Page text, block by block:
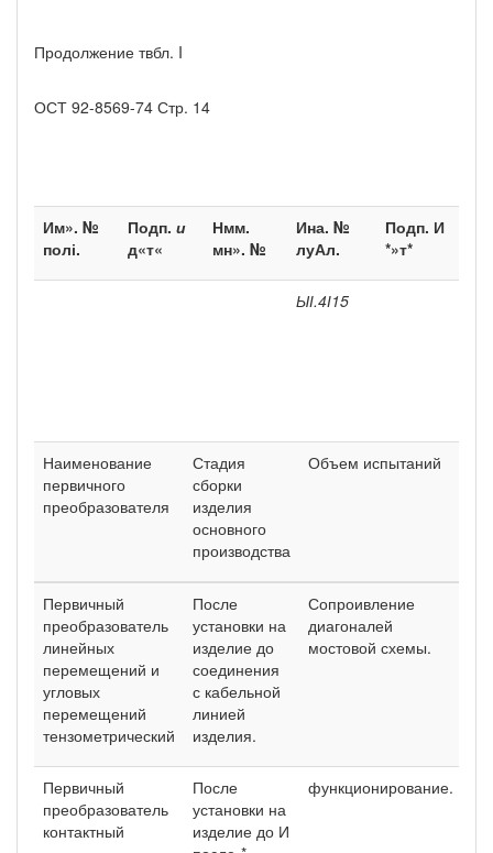
Продолжение твбл. I
ОСТ 92-8569-74 Стр. 14
Им». №
полі.
Подп. и
д«т«
Нмм.
мн». №
Ина. №
луАл.
Подп. И
*»т*
ЫІ.4І15
Наименование
первичного
преобразователя
Стадия
сборки
изделия
основного
производства
Объем испытаний
Первичный
преобра­зователь
линейных
перемещений и
угло­вых
перемещений
тензометрический
После
установки на
изделие до
соедине­ния
с кабельной
ли­нией
изделия.
Сопроивление
диагона­лей
мостовой схемы.
Первичный
преобра­зователь
контактный
После
установки на
изделие до И
функционирование.